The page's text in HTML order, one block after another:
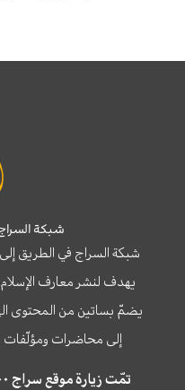
شبكة
شبكة السراج في الطريق إلى
يهدف لنشر معارف الإسلام
يضمّ بساتين من المحتوى
إلى محاضرات